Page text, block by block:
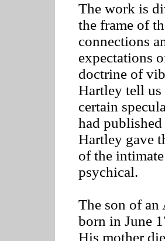
The work is
the frame of
connections
expectations
doctrine of
Hartley tell
certain
had
Hartley gave
of the
psychical.
The son of
born in June
His mother